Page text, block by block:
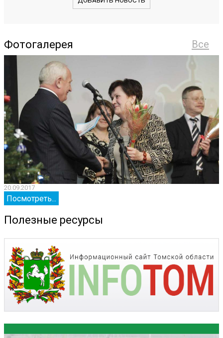
Все
Фотогалерея
20.09.2017
Посмотреть...
Полезные ресурсы